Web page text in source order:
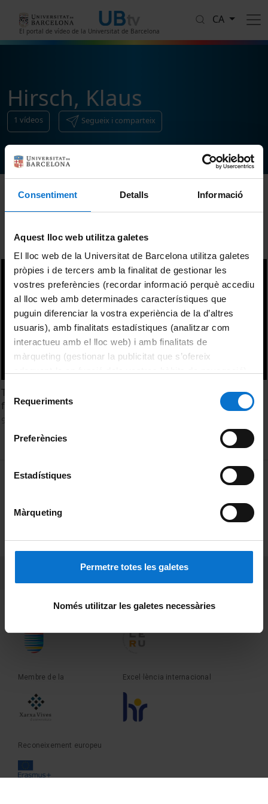
Consentiment Detalls Informació
Aquest lloc web utilitza galetes
El lloc web de la Universitat de Barcelona utilitza galetes
pròpies i de tercers amb la finalitat de gestionar les
vostres preferències (recordar informació perquè accediu
al lloc web amb determinades característiques que
puguin diferenciar la vostra experiència de la d’altres
usuaris), amb finalitats estadístiques (analitzar com
interactueu amb el lloc web) i amb finalitats de
màrqueting (gestionar la publicitat que s’ofereix
consultar laPolítica de galetes del lloc web de la
Selecció
de Requeriments
Preferències
Estadístiques
Màrqueting
Permetre totes les galetes
Només utilitzar les galetes necessàries
El portal de vídeo de la Universitat de Barcelona
CA
Hirsch, Klaus
1 vídeos Segueix i comparteix
Ordenar
The export of Heligoland flint in Prehistory with special
focus on Danish finds. Klaus Hirsch
MENÚ PEU 1
Privadesa i termes
Sobre UBtv
Fundadora de la Membre de la
Membre de la Excel·lència internacional
Reconeixement europeu